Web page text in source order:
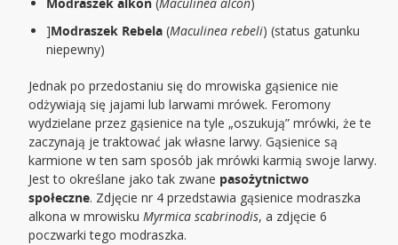
Modraszek alkon (Maculinea alcon)
]Modraszek Rebela (Maculinea rebeli) (status gatunku
niepewny)
Jednak po przedostaniu się do mrowiska gąsienice nie
odżywiają się jajami lub larwami mrówek. Feromony
wydzielane przez gąsienice na tyle „oszukują” mrówki, że te
zaczynają je traktować jak własne larwy. Gąsienice są
karmione w ten sam sposób jak mrówki karmią swoje larwy.
Jest to określane jako tak zwane pasożytnictwo
społeczne. Zdjęcie nr 4 przedstawia gąsienice modraszka
alkona w mrowiskuMyrmica scabrinodis, a zdjęcie 6
poczwarki tego modraszka.